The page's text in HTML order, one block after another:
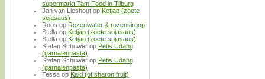
supermarkt Tam Food in Tilburg
Jan van Lieshout op Ketjap (zoete
sojasaus)
Roos op Rozenwater & rozensiroop
Stella op Ketjap (zoete sojasaus)
Stella op Ketjap (zoete sojasaus)
Stefan Schuwer op Petis Udang
(garnalenpasta)
Stefan Schuwer op Petis Udang
(garnalenpasta)
Tessa op Kaki (of sharon fruit)